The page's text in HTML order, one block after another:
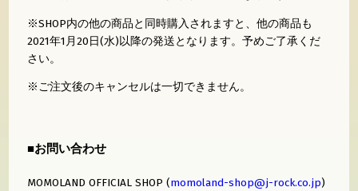
※SHOP内の他の商品と同時購入されますと、他の商品も
2021年1月20日(水)以降の発送となります。予めご了承くだ
さい。
※ご注文後のキャンセルは一切できません。
■お問い合わせ
MOMOLAND OFFICIAL SHOP (momoland-shop@j-rock.co.jp)